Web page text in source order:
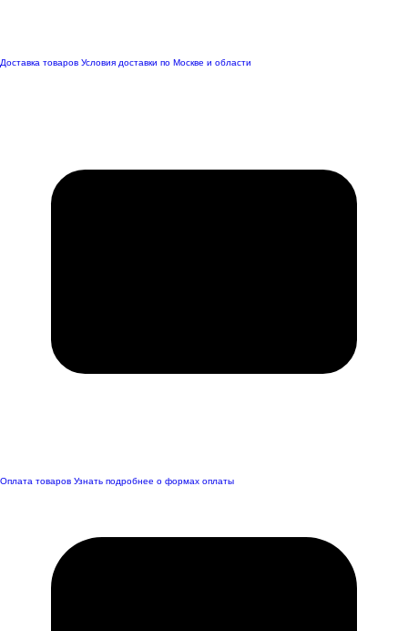
Доставка товаров Условия доставки по Москве и области
Оплата товаров Узнать подробнее о формах оплаты